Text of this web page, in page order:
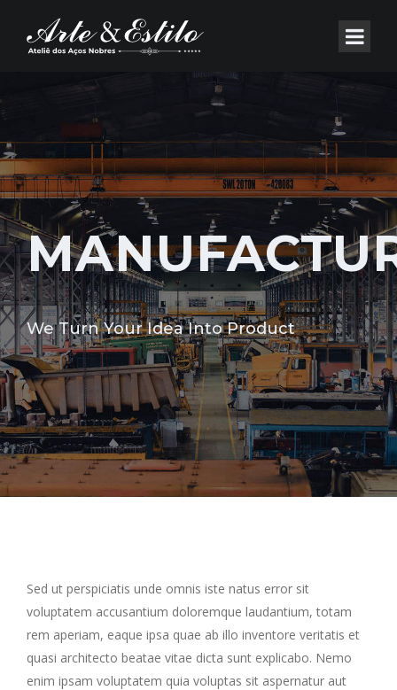
We Turn Your Idea Into Product
Sed ut perspiciatis unde omnis iste natus error sit
voluptatem accusantium doloremque laudantium, totam
rem aperiam, eaque ipsa quae ab illo inventore veritatis et
quasi architecto beatae vitae dicta sunt explicabo. Nemo
enim ipsam voluptatem quia voluptas sit aspernatur aut